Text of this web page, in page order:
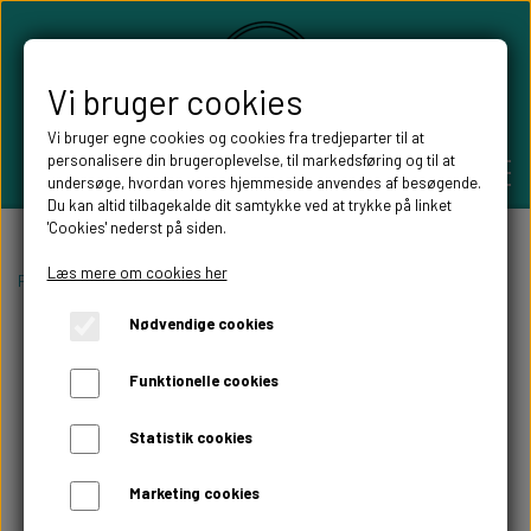
PERSONLIGE GAVER
BRYLLUPS GAVER
DÅBSGAVER/ NAVNGIVNING
SKILTE TIL FESTEN
WILLOW TREE FIGURER
WILLOW TREE BRYLLUPS FIGURER
Forside Fablewood Fablewood Gorilla
Vi bruger cookies
Vi bruger egne cookies og cookies fra tredjeparter til at
personalisere din brugeroplevelse, til markedsføring og til at
undersøge, hvordan vores hjemmeside anvendes af besøgende.
Du kan altid tilbagekalde dit samtykke ved at trykke på linket
'Cookies' nederst på siden.
Læs mere om cookies her
Nødvendige cookies
Funktionelle cookies
Statistik cookies
Marketing cookies